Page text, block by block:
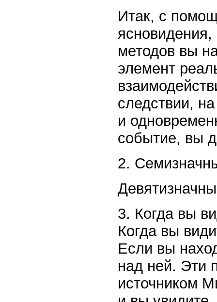
Итак, с
ясновидения,
методов вы
элемент
следствии,
и
событие, вы
2.
3. Когда вы
Когда вы
Если вы
над ней. Эти
источником